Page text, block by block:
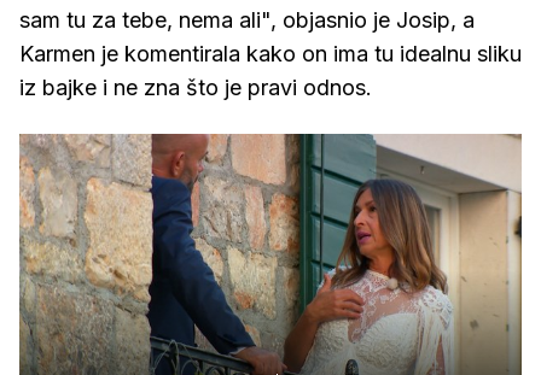
sam tu za tebe, nema ali", objasnio je Josip, a
Karmen je komentirala kako on ima tu idealnu sliku
iz bajke i ne zna što je pravi odnos.